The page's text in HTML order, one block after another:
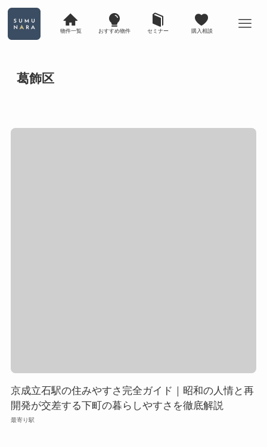
物件一覧 おすすめ物件 セミナー 購入相談
葛飾区
京成立石駅の住みやすさ完全ガイド｜昭和の人情と再
開発が交差する下町の暮らしやすさを徹底解説
最寄り駅